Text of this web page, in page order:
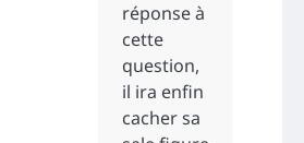
réponse à
cette
question,
il ira enfin
cacher sa